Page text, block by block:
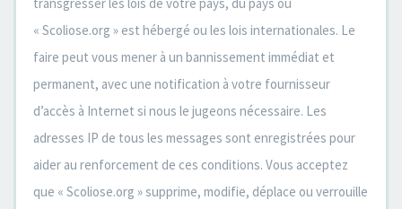
« Scoliose.org » est hébergé ou les lois internationales. Le
faire peut vous mener à un bannissement immédiat et
permanent, avec une notification à votre fournisseur
d’accès à Internet si nous le jugeons nécessaire. Les
adresses IP de tous les messages sont enregistrées pour
aider au renforcement de ces conditions. Vous acceptez
que « Scoliose.org » supprime, modifie, déplace ou verrouille